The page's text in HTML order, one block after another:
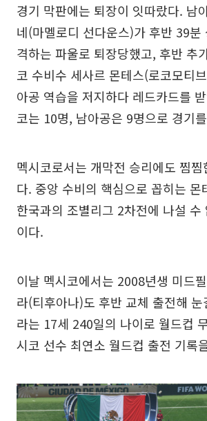
경기 막판에는 퇴장이 잇따랐다. 남
네(마멜로디 선다운스)가 후반 39분
격하는 파울로 퇴장당했고, 후반 추
코 수비수 세사르 몬테스(로코모티
아공 역습을 저지하다 레드카드를
코는 10명, 남아공은 9명으로 경기
멕시코로서는 개막전 승리에도 찜찜
다. 중앙 수비의 핵심으로 꼽히는 몬
한국과의 조별리그 2차전에 나설 수
이다.
이날 멕시코에서는 2008년생 미드
라(티후아나)도 후반 교체 출전해
라는 17세 240일의 나이로 월드컵
시코 선수 최연소 월드컵 출전 기록